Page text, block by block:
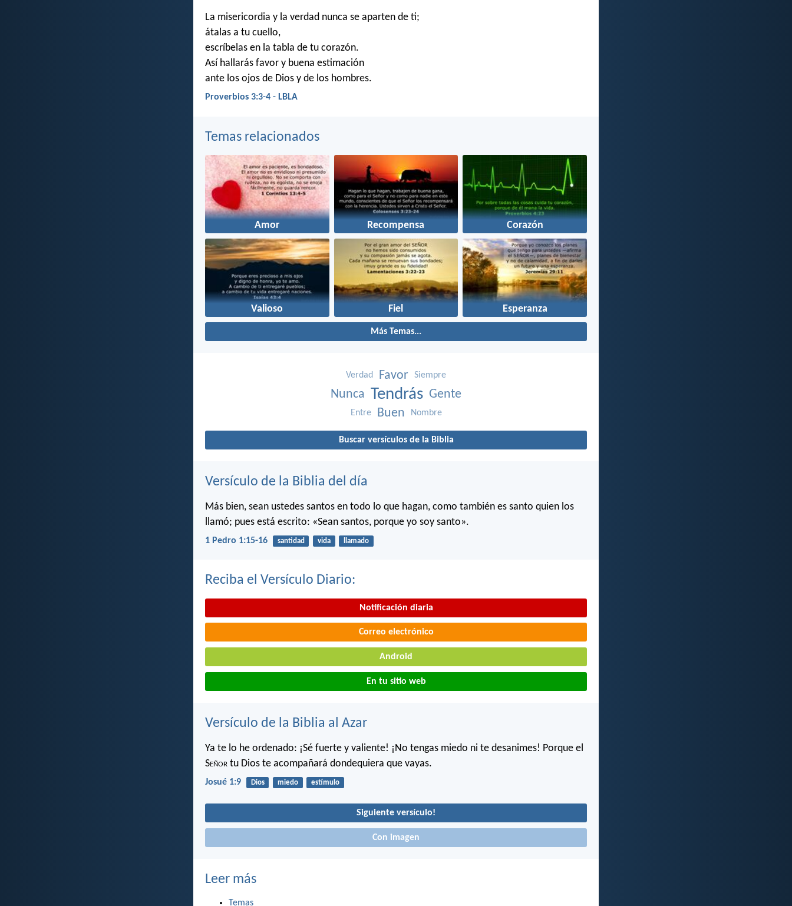
La misericordia y la verdad nunca se aparten de ti;
átalas a tu cuello,
escríbelas en la tabla de tu corazón.
Así hallarás favor y buena estimación
ante los ojos de Dios y de los hombres.
Proverbios 3:3-4 - LBLA
Temas relacionados
Amor Recompensa Corazón
Valioso Fiel Esperanza
Más Temas...
Verdad Favor Siempre
Nunca Tendrás Gente
Entre Buen Nombre
Buscar versículos de la Biblia
Versículo de la Biblia del día
Más bien, sean ustedes santos en todo lo que hagan, como también es santo quien los
llamó; pues está escrito: «Sean santos, porque yo soy santo».
1 Pedro 1:15-16 santidad vida llamado
Reciba el Versículo Diario:
Notificación diaria
Correo electrónico
Android
En tu sitio web
Versículo de la Biblia al Azar
Ya te lo he ordenado: ¡Sé fuerte y valiente! ¡No tengas miedo ni te desanimes! Porque el
Señor tu Dios te acompañará dondequiera que vayas.
Josué 1:9 Dios miedo estímulo
Siguiente versículo!
Con imagen
Leer más
Temas